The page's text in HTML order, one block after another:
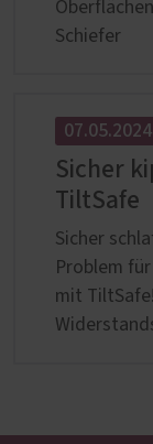
Schiefer
07.05.2024
Sicher
TiltSafe
Sicher
Problem
mit